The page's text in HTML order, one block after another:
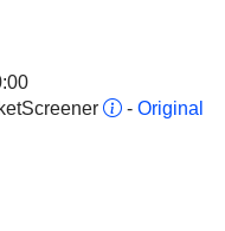
- Original